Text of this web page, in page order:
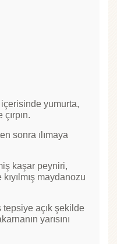
yumurta,
çırpın.
sonra ılımaya
kaşar peyniri,
maydanozu
açık şekilde
yarısını